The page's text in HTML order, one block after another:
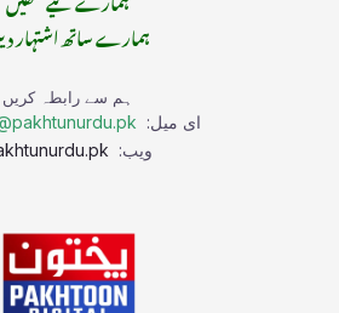
ہمارے ساتھ اشتہار
ہم سے رابطہ کریں
ای میل:
ویب: